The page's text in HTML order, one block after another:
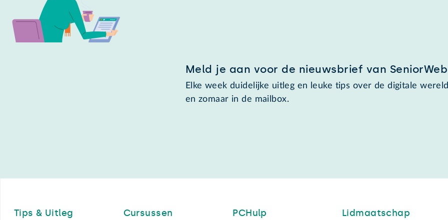
Meld je aan voor de nieuwsbrief van SeniorWeb
Elke week duidelijke uitleg en leuke tips over de digitale
en zomaar in de mailbox.
Tips & Uitleg Cursussen PCHulp Lidmaatschap